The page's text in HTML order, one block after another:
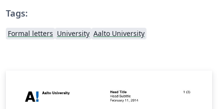
Tags:
Formal letters University Aalto University